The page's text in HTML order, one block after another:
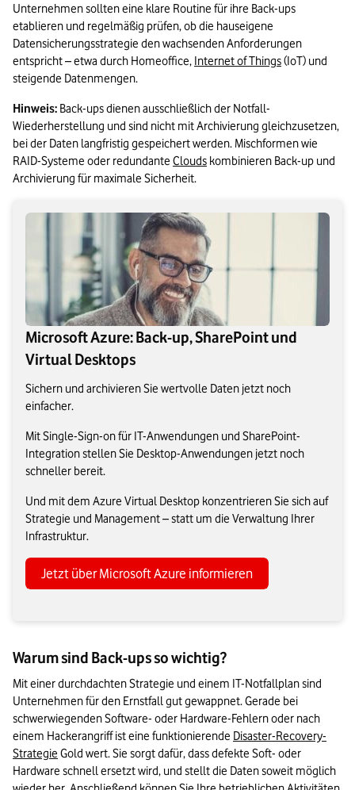
Unternehmen sollten eine klare Routine für ihre Back-ups
etablieren und regelmäßig prüfen, ob die hauseigene
Datensicherungsstrategie den wachsenden Anforderungen
entspricht – etwa durch Homeoffice, Internet of Things (IoT) und
steigende Datenmengen.
Hinweis: Back-ups dienen ausschließlich der Notfall-
Wiederherstellung und sind nicht mit Archivierung gleichzusetzen,
bei der Daten langfristig gespeichert werden. Mischformen wie
RAID-Systeme oder redundante Clouds kombinieren Back-up und
Archivierung für maximale Sicherheit.
Microsoft Azure: Back-up, SharePoint und
Virtual Desktops
Sichern und archivieren Sie wertvolle Daten jetzt noch
einfacher.
Mit Single-Sign-on für IT-Anwendungen und SharePoint-
Integration stellen Sie Desktop-Anwendungen jetzt noch
schneller bereit.
Und mit dem Azure Virtual Desktop konzentrieren Sie sich auf
Strategie und Management – statt um die Verwaltung Ihrer
Infrastruktur.
Jetzt über Microsoft Azure informieren
Warum sind Back-ups so wichtig?
Mit einer durchdachten Strategie und einem IT-Notfallplan sind
Unternehmen für den Ernstfall gut gewappnet. Gerade bei
schwerwiegenden Software- oder Hardware-Fehlern oder nach
einem Hackerangriff ist eine funktionierende Disaster-Recovery-
Strategie Gold wert. Sie sorgt dafür, dass defekte Soft- oder
Hardware schnell ersetzt wird, und stellt die Daten soweit möglich